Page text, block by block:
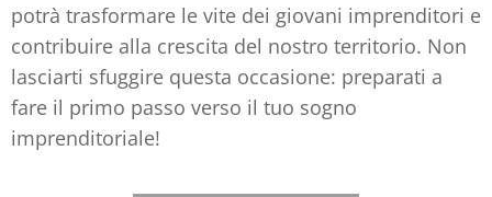
potrà trasformare le vite dei giovani imprenditori e
contribuire alla crescita del nostro territorio. Non
lasciarti sfuggire questa occasione: preparati a
fare il primo passo verso il tuo sogno
imprenditoriale!